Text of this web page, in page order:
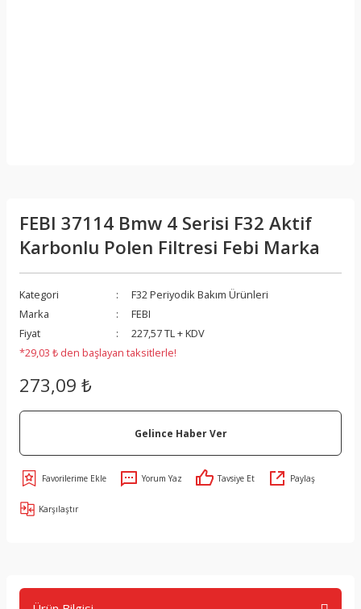
FEBI 37114 Bmw 4 Serisi F32 Aktif
Karbonlu Polen Filtresi Febi Marka
Kategori
F32 Periyodik Bakım Ürünleri
Marka
FEBI
Fiyat
227,57 TL + KDV
*29,03 ₺ den başlayan taksitlerle!
273,09 ₺
Gelince Haber Ver
Yorum Yaz Tavsiye Et Paylaş
Karşılaştır